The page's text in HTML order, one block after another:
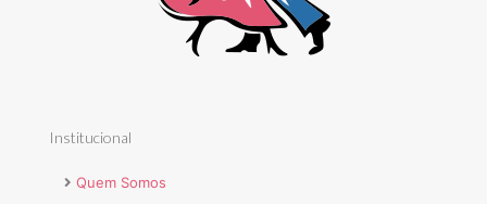
Institucional
Quem Somos